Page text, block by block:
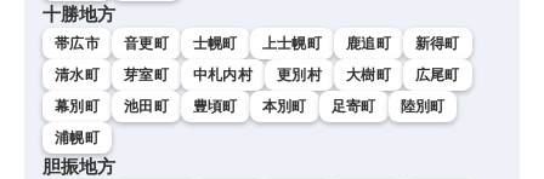
十勝地方
帯広市 音更町 士幌町 上士幌町 鹿追町
新得町
清水町
芽室町 中札内村 更別村 大樹町
広尾町
幕別町
池田町 豊頃町 本別町 足寄町
陸別町
浦幌町
胆振地方